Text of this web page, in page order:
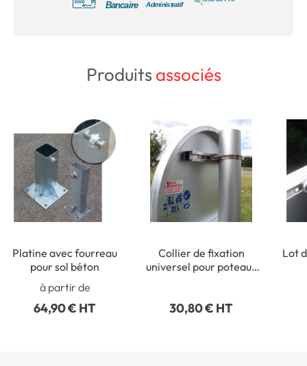
Produitsassociés
Platine avec fourreau
pour sol béton
à partir de
64,90 € HT
Collier de fixation
universel pour poteaux
30,80 € HT
Lot